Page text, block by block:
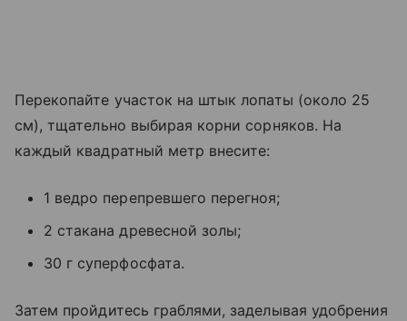
Перекопайте участок на штык лопаты (около 25
см), тщательно выбирая корни сорняков. На
каждый квадратный метр внесите:
1 ведро перепревшего перегноя;
2 стакана древесной золы;
30 г суперфосфата.
Затем пройдитесь граблями, заделывая удобрения